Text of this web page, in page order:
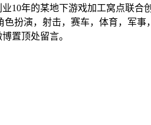
10年的某地下游戏加工窝点联
扮演，射击，赛车，体育，军
置顶处留言。